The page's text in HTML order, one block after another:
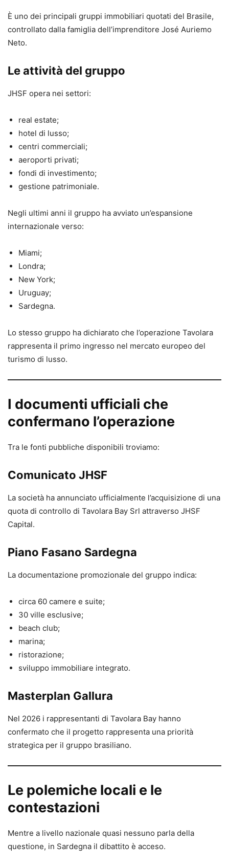
È uno dei principali gruppi immobiliari quotati del Brasile,
controllato dalla famiglia dell’imprenditore José Auriemo
Neto.
Le attività del gruppo
JHSF opera nei settori:
real estate;
hotel di lusso;
centri commerciali;
aeroporti privati;
fondi di investimento;
gestione patrimoniale.
Negli ultimi anni il gruppo ha avviato un’espansione
internazionale verso:
Miami;
Londra;
New York;
Uruguay;
Sardegna.
Lo stesso gruppo ha dichiarato che l’operazione Tavolara
rappresenta il primo ingresso nel mercato europeo del
turismo di lusso.
I documenti ufficiali che
confermano l’operazione
Tra le fonti pubbliche disponibili troviamo:
Comunicato JHSF
La società ha annunciato ufficialmente l’acquisizione di una
quota di controllo di Tavolara Bay Srl attraverso JHSF
Capital.
Piano Fasano Sardegna
La documentazione promozionale del gruppo indica:
circa 60 camere e suite;
30 ville esclusive;
beach club;
marina;
ristorazione;
sviluppo immobiliare integrato.
Masterplan Gallura
Nel 2026 i rappresentanti di Tavolara Bay hanno
confermato che il progetto rappresenta una priorità
strategica per il gruppo brasiliano.
Le polemiche locali e le
contestazioni
Mentre a livello nazionale quasi nessuno parla della
questione, in Sardegna il dibattito è acceso.